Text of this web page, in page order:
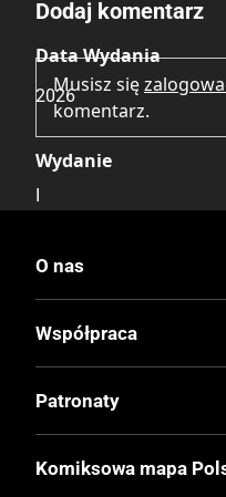
Data Wydania
2026
Wydanie
Druk
Kolor
Oprawa
Twarda
Format
Dodaj komentarz
Musisz się
komentarz.
O nas
Współpraca
Patronaty
Komiksowa mapa